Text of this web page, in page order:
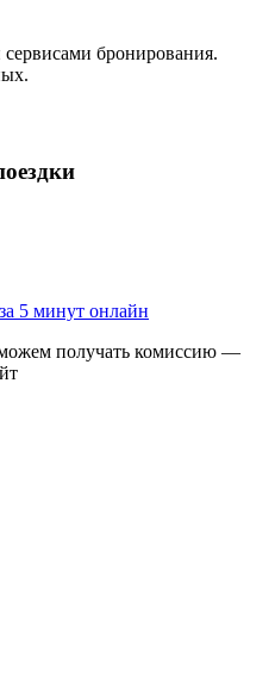
бронирования.
5 минут онлайн
получать комиссию —